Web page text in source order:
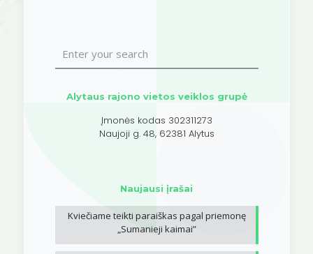
Alytaus rajono vietos veiklos grupė
Įmonės kodas 302311273
Naujoji g. 48, 62381 Alytus
Naujausi įrašai
Kviečiame teikti paraiškas pagal priemonę
„Sumanieji kaimai”